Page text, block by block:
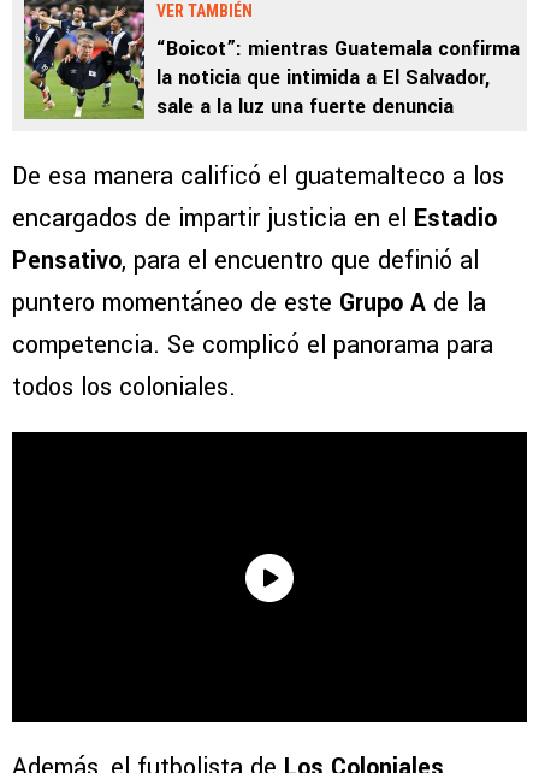
VER TAMBIÉN
“Boicot”: mientras Guatemala confirma
la noticia que intimida a El Salvador,
sale a la luz una fuerte denuncia
De esa manera calificó el guatemalteco a los
encargados de impartir justicia en el Estadio
Pensativo, para el encuentro que definió al
puntero momentáneo de este Grupo A de la
competencia. Se complicó el panorama para
todos los coloniales.